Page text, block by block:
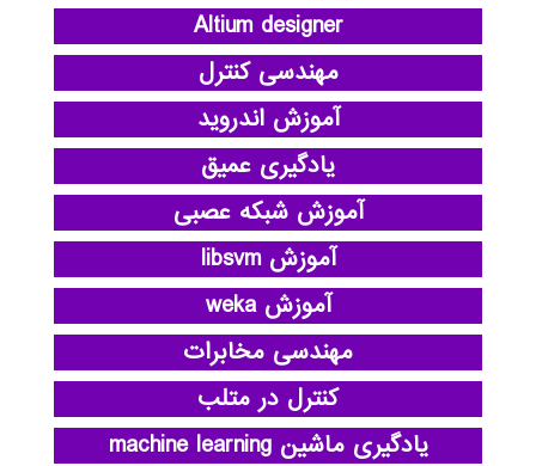
Altium designer
مهندسی کنترل
آموزش اندروید
یادگیری عمیق
آموزش شبکه عصبی
آموزش libsvm
آموزش weka
مهندسی مخابرات
کنترل در متلب
یادگیری ماشین machine learning